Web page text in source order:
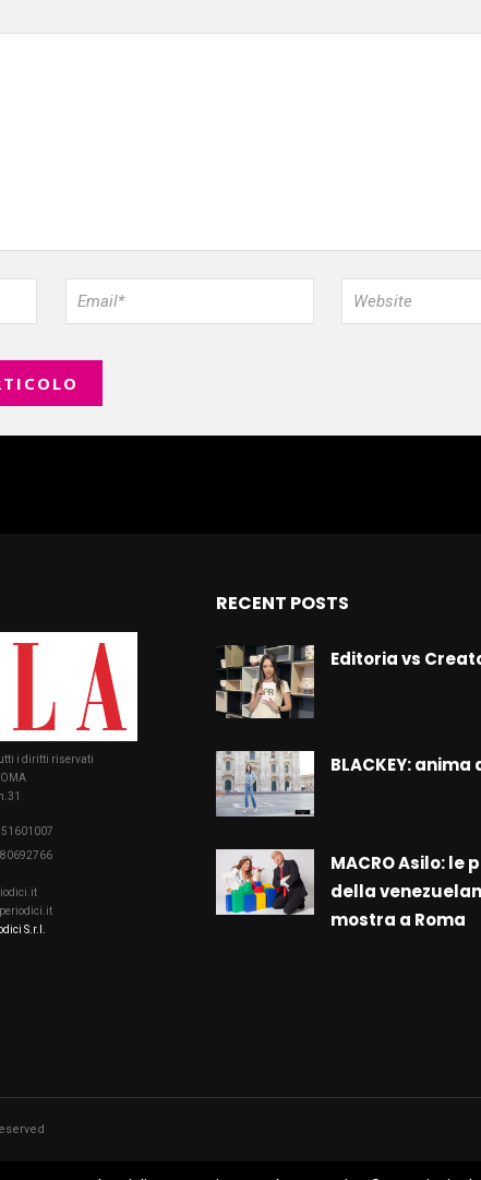
i diritti riservati
S.r.l.
RECENT POSTS
Editoria vs
BLACKEY:
MACRO Asilo: le
della
mostra a Roma